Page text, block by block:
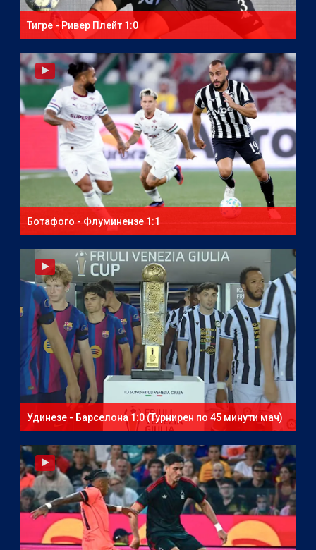
Тигре - Ривер Плейт 1:0
Ботафого - Флуминензе 1:1
Удинезе - Барселона 1:0 (Турнирен по 45 минути мач)